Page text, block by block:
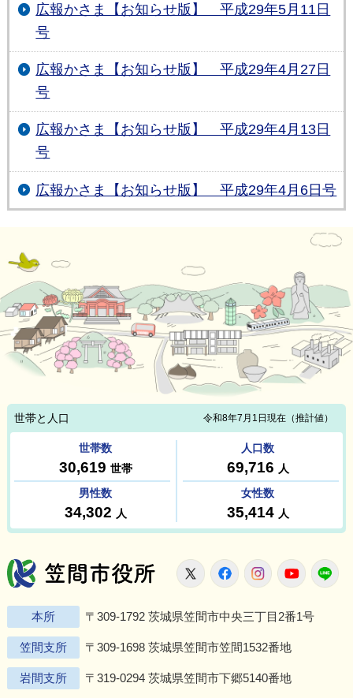
広報かさま【お知らせ版】 平成29年5月11日
号
広報かさま【お知らせ版】 平成29年4月27日
号
広報かさま【お知らせ版】 平成29年4月13日
号
広報かさま【お知らせ版】 平成29年4月6日号
笠間市役所
X FacebookInstagram
本所 〒309-1792 茨城県笠間市中央三丁目2番1号
笠間支所 〒309-1698 茨城県笠間市笠間1532番地
岩間支所 〒319-0294 茨城県笠間市下郷5140番地